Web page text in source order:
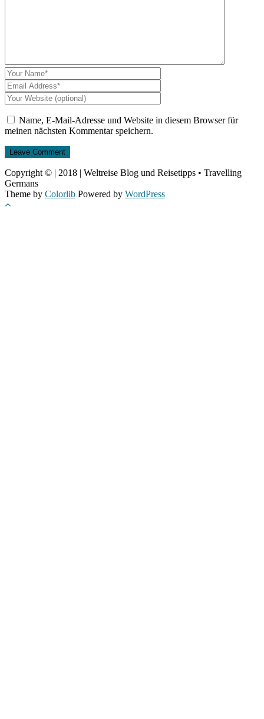
Name, E-Mail-Adresse und Website in diesem Browser für
meinen nächsten Kommentar speichern.
Copyright © | 2018 | Weltreise Blog und Reisetipps • Travelling
Germans
Theme by Colorlib Powered by WordPress